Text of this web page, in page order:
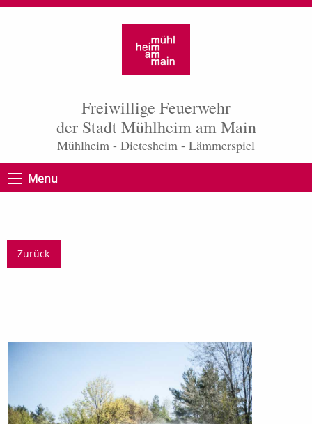
Freiwillige Feuerwehr
der Stadt Mühlheim am Main
Mühlheim - Dietesheim - Lämmerspiel
Menu
Zurück